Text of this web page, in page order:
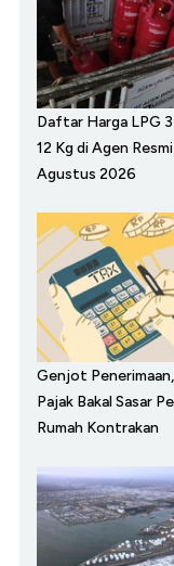
Daftar Harga LPG 3
12 Kg di Agen
Agustus 2026
Genjot
Pajak Bakal Sasar
Rumah Kontrakan